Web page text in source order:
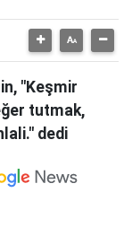
"Keşmir
tutmak,
dedi